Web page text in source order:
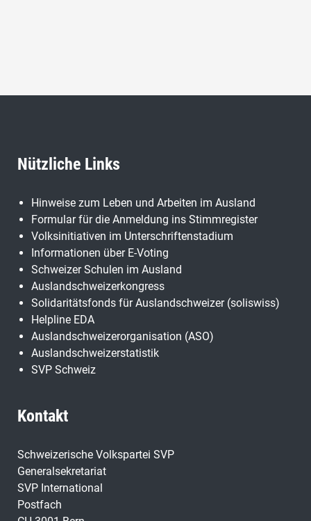
Nützliche Links
Hinweise zum Leben und Arbeiten im Ausland
Formular für die Anmeldung ins Stimmregister
Volksinitiativen im Unterschriftenstadium
Informationen über E-Voting
Schweizer Schulen im Ausland
Auslandschweizerkongress
Solidaritätsfonds für Auslandschweizer (soliswiss)
Helpline EDA
Auslandschweizerorganisation (ASO)
Auslandschweizerstatistik
SVP Schweiz
Kontakt
Schweizerische Volkspartei SVP
Generalsekretariat
SVP International
Postfach